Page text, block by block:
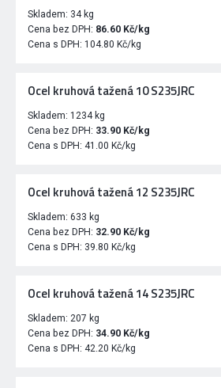
Skladem: 34 kg
Cena bez DPH: 86.60 Kč/kg
Cena s DPH: 104.80 Kč/kg
Ocel kruhová tažená 10 S235JRC
Skladem: 1234 kg
Cena bez DPH: 33.90 Kč/kg
Cena s DPH: 41.00 Kč/kg
Ocel kruhová tažená 12 S235JRC
Skladem: 633 kg
Cena bez DPH: 32.90 Kč/kg
Cena s DPH: 39.80 Kč/kg
Ocel kruhová tažená 14 S235JRC
Skladem: 207 kg
Cena bez DPH: 34.90 Kč/kg
Cena s DPH: 42.20 Kč/kg